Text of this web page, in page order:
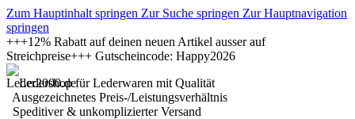
Zum Hauptinhalt springen Zur Suche springen Zur Hauptnavigation
springen
+++12% Rabatt auf deinen neuen Artikel ausser auf
Streichpreise+++ Gutscheincode: Happy2026
Ledershop für Lederwaren mit Qualität
Ausgezeichnetes Preis-/Leistungsverhältnis
Speditiver & unkomplizierter Versand